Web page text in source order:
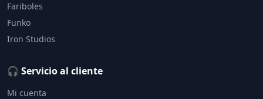
Fariboles
Funko
Iron Studios
🎧 Servicio al cliente
Mi cuenta